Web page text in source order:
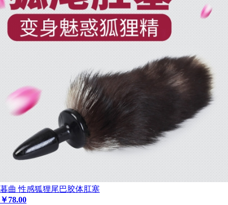
暮曲 性感狐狸尾巴胶体肛塞
￥78.00